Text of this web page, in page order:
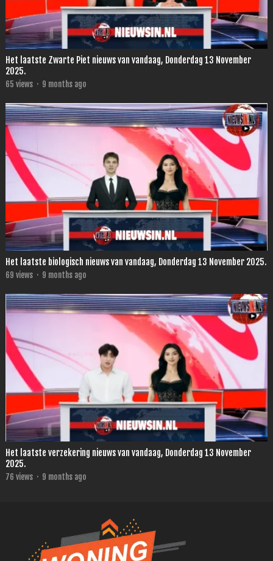
Het laatste Zwarte Piet nieuws van vandaag, Donderdag 13 November
2025.
65 views · 9 months ago
Het laatste biologisch nieuws van vandaag, Donderdag 13 November 2025.
69 views · 9 months ago
Het laatste verzekering nieuws van vandaag, Donderdag 13 November
2025.
76 views · 9 months ago